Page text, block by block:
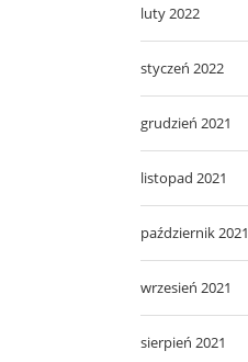
luty 2022
styczeń 2022
grudzień 2021
listopad 2021
październik 2021
wrzesień 2021
sierpień 2021